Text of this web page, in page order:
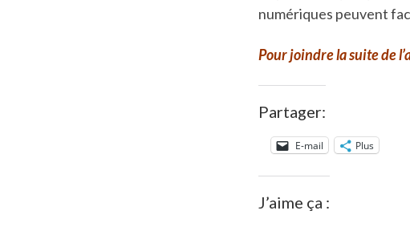
numériques peuvent
Pour joindre la suite de
Partager:
E-mail Plus
J’aime ça :